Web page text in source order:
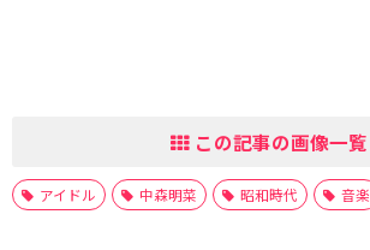
この記事の画像一覧
アイドル 中森明菜 昭和時代 音楽